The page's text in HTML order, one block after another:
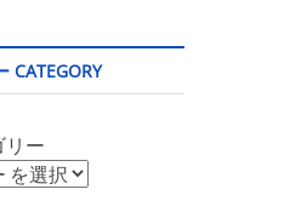
CATEGORY
リー